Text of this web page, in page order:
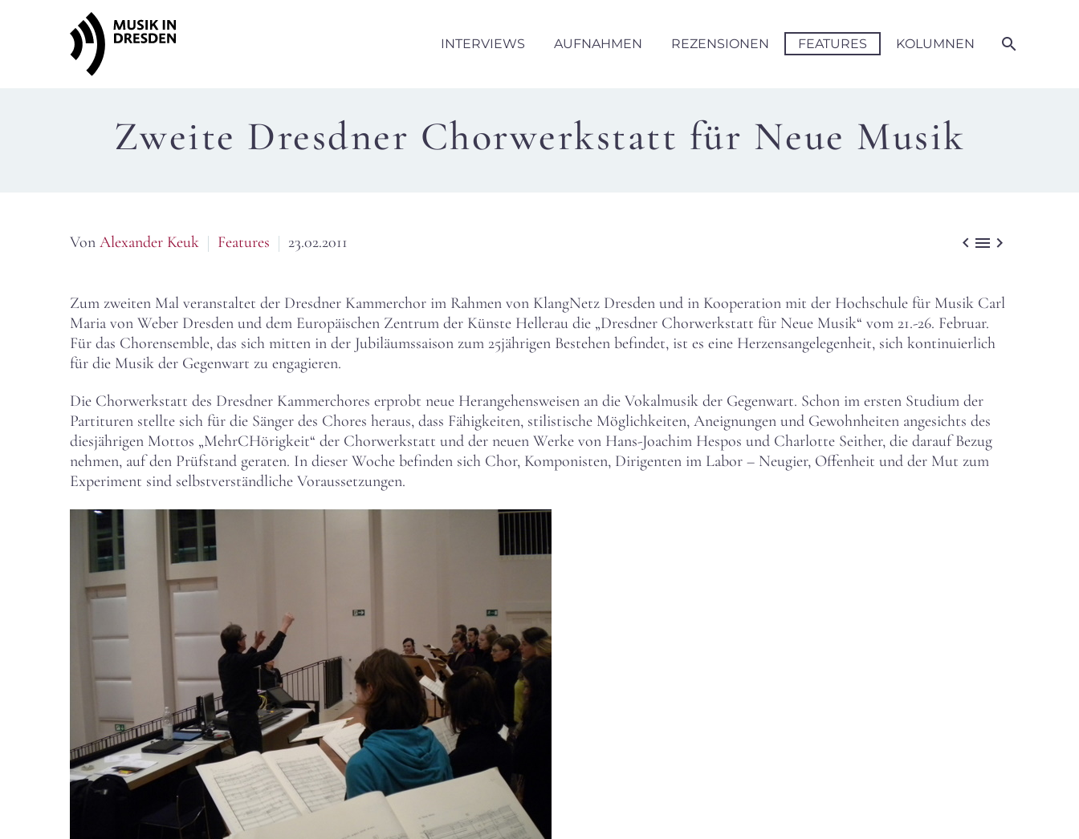
INTERVIEWS AUFNAHMEN REZENSIONEN FEATURES KOLUMNEN
Zweite Dresdner Chorwerkstatt für Neue Musik
  
Von Alexander Keuk Features 23.02.2011
Zum zweiten Mal veranstaltet der Dresdner Kammerchor im Rahmen von KlangNetz Dresden und in Kooperation mit der Hochschule für Musik Carl
Maria von Weber Dresden und dem Europäischen Zentrum der Künste Hellerau die „Dresdner Chorwerkstatt für Neue Musik“ vom 21.-26. Februar.
Für das Chorensemble, das sich mitten in der Jubiläumssaison zum 25jährigen Bestehen befindet, ist es eine Herzensangelegenheit, sich kontinuierlich
für die Musik der Gegenwart zu engagieren.
Die Chorwerkstatt des Dresdner Kammerchores erprobt neue Herangehensweisen an die Vokalmusik der Gegenwart. Schon im ersten Studium der
Partituren stellte sich für die Sänger des Chores heraus, dass Fähigkeiten, stilistische Möglichkeiten, Aneignungen und Gewohnheiten angesichts des
diesjährigen Mottos „MehrCHörigkeit“ der Chorwerkstatt und der neuen Werke von Hans-Joachim Hespos und Charlotte Seither, die darauf Bezug
nehmen, auf den Prüfstand geraten. In dieser Woche befinden sich Chor, Komponisten, Dirigenten im Labor – Neugier, Offenheit und der Mut zum
Experiment sind selbstverständliche Voraussetzungen.